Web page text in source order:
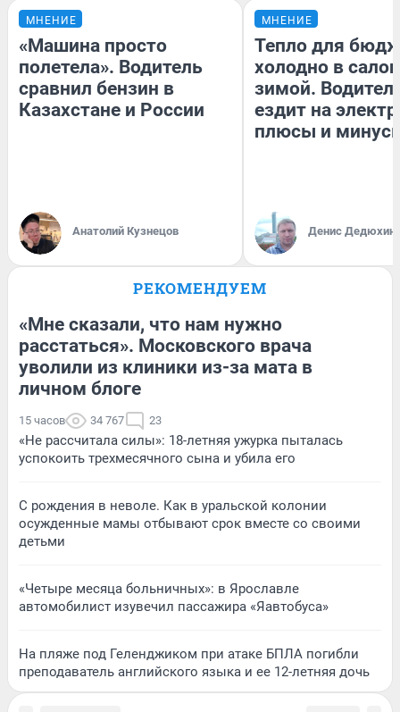
МНЕНИЕ
«Машина просто
полетела». Водитель
сравнил бензин в
Казахстане и России
Анатолий Кузнецов
МНЕНИЕ
Тепло для
холодно в
зимой.
ездит на
плюсы и
Денис Дедюхин
РЕКОМЕНДУЕМ
«Мне сказали, что нам нужно
расстаться». Московского врача
уволили из клиники из-за мата в
личном блоге
15 часов 34 767 23
«Не рассчитала силы»: 18-летняя ужурка пыталась
успокоить трехмесячного сына и убила его
С рождения в неволе. Как в уральской колонии
осужденные мамы отбывают срок вместе со своими
детьми
«Четыре месяца больничных»: в Ярославле
автомобилист изувечил пассажира «Яавтобуса»
На пляже под Геленджиком при атаке БПЛА погибли
преподаватель английского языка и ее 12-летняя дочь